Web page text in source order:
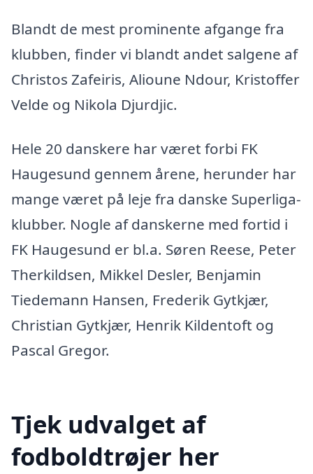
Blandt de mest prominente afgange fra
klubben, finder vi blandt andet salgene af
Christos Zafeiris, Alioune Ndour, Kristoffer
Velde og Nikola Djurdjic.
Hele 20 danskere har været forbi FK
Haugesund gennem årene, herunder har
mange været på leje fra danske Superliga-
klubber. Nogle af danskerne med fortid i
FK Haugesund er bl.a. Søren Reese, Peter
Therkildsen, Mikkel Desler, Benjamin
Tiedemann Hansen, Frederik Gytkjær,
Christian Gytkjær, Henrik Kildentoft og
Pascal Gregor.
Tjek udvalget af
fodboldtrøjer her